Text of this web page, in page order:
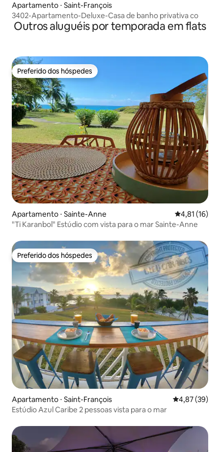
Apartamento ⋅ Saint-François
3402-Apartamento-Deluxe-Casa de banho privativa co
Outros aluguéis por temporada em flats
Preferido dos hóspedes
Preferido dos hóspedes
Apartamento ⋅ Sainte-Anne 4,81 de uma
4,81 (16)
"Ti Karanbol" Estúdio com vista para o mar Sainte-Anne
Preferido dos hóspedes
Preferido dos hóspedes
Apartamento ⋅ Saint-François 4,87 de uma
4,87 (39)
Estúdio Azul Caribe 2 pessoas vista para o mar